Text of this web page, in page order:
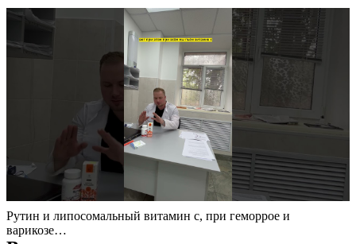
Рутин и липосомальный витамин с, при геморрое и
варикозе…